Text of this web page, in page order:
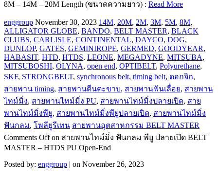
8M – 14M – 20M Length (ขนาดความยาว) : Read More
enggroup November 30, 2023 14M, 20M, 2M, 3M, 5M, 8M,
ALLIGATOR GLOBE, BANDO, BELT MASTER, BLACK
CLUBS, CARLISLE, CONTINENTAL, DAYCO, DOG,
DUNLOP, GATES, GEMINIROPE, GERMED, GOODYEAR,
HABASIT, HTD, HTDS, LEONE, MEGADYNE, MITSUBA,
MITSUBOSHI, OLYNA, open end, OPTIBELT, Polyurethane,
SKF, STRONGBELT, synchronous belt, timing belt, ดอกจิก,
สายพาน timing, สายพานตีนตะขาบ, สายพานฟันเลื่อย, สายพาน
ไทม์มิ่ง, สายพานไทม์มิ่ง PU, สายพานไทม์มิ่งปลายเปิด, สาย
พานไทม์มิ่งพียู, สายพานไทม์มิ่งพียูปลายเปิด, สายพานไทม์มิ่ง
ฟันกลม, โพลียูรีเทน สายพานอุตสาหกรรม BELT MASTER
Comments Offon สายพานไทม์มิ่ง ฟันกลม พียู ปลายเปิด BELT
MASTER – HTDS PU Open-End
Posted by: enggroup | on November 26, 2023